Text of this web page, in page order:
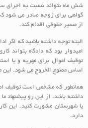
شش ماه نتواند نسبت به اجرای
گواهی برای زوجه صادر می شود
از مسیر حقوقی اقدام کند.
البته توجه داشته باشید که اگر
امیدوار بود که دادگاه بتواند
توقیف اموال برای مهریه و یا
اساس ممنوع الخروج می شود. این
همانطور که مشخص است توقیف
داشته باشد. از این رو پیشنهاد
یا شهرستان مشورت کنید. این
دارد.